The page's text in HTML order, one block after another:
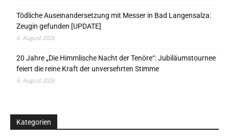
Tödliche Auseinandersetzung mit Messer in Bad Langensalza:
Zeugin gefunden [UPDATE]
6. August 2026
20 Jahre „Die Himmlische Nacht der Tenöre“: Jubiläumstournee
feiert die reine Kraft der unversehrten Stimme
6. August 2026
Kategorien